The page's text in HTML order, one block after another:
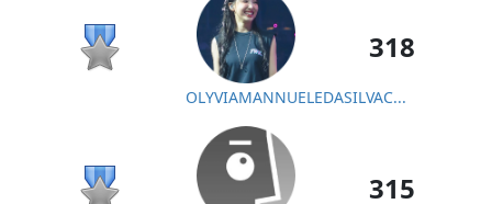
OLYVIAMANNUELEDASILVAC...
318
315